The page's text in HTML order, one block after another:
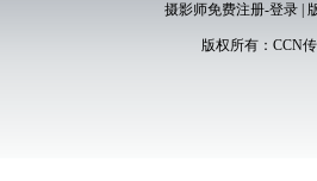
摄影师免费注册-登录|
版权所有： CCN